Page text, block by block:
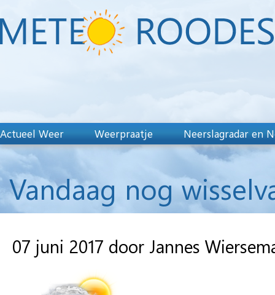
Actueel Weer Weerpraatje Neerslagradar en
Vandaag nog
07 juni 2017 door Jannes